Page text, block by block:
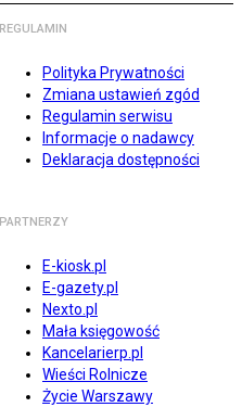
REGULAMIN
Polityka Prywatności
Zmiana ustawień zgód
Regulamin serwisu
Informacje o nadawcy
Deklaracja dostępności
PARTNERZY
E-kiosk.pl
E-gazety.pl
Nexto.pl
Mała księgowość
Kancelarierp.pl
Wieści Rolnicze
Życie Warszawy